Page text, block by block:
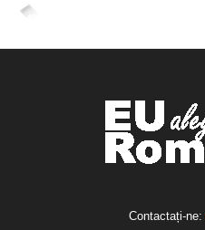
4,400
Contactați-ne: